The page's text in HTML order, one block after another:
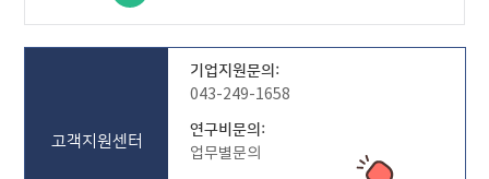
고객지원센터
기업지원문의:
043-249-1658
연구비문의:
업무별문의